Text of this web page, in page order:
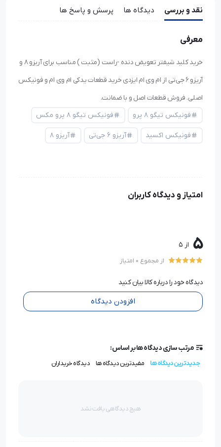
نقد و بررسی دیدگاه ها پرسش و پاسخ ها
معرفی
خرید کلید شیفتر تعویض دنده -راست (مثبت ) مناسب برای آریزو ۸ و
آریزو ۶ جی‌تی از ام وی ام ایزدی خرید قطعات یدکی ام وی ام و فونیکس
اصلی. فروش قطعات اصل و با ضمانت.
فونیکس تیگو ۸ پرو
فونیکس تیگو ۸ پرو مکس
فونیکس اکسید آریزو ۶ جی‌تی آریزو ۸
امتیاز و دیدگاه کاربران
5 از 5
از مجموع 0 امتیاز
دیدگاه خود را درباره کالا بیان کنید
افزودن دیدگاه
مرتب سازی دیدگاه ها بر اساس:
جدیدترین دیدگاه ها مفیدترین دیدگاه ها دیدگاه خریداران
هیچ دیدگاهی یافت نشد